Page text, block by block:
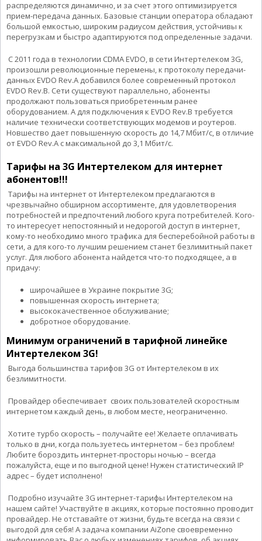
распределяются динамично, и за счет этого оптимизируется
прием-передача данных. Базовые станции оператора обладают
большой емкостью, широким радиусом действия, устойчивы к
перегрузкам и быстро адаптируются под определенные задачи.
С 2011 года в технологии СDMA EVDO, в сети Интертелеком 3G,
произошли революционные перемены, к протоколу передачи-
данных EVDO Rev.A добавился более современный протокол
EVDO Rev.B. Сети существуют параллельно, абоненты
продолжают пользоваться приобретенным ранее
оборудованием. А для подключения к EVDO Rev.B требуется
наличие технически соответствующих модемов и роутеров.
Новшество дает повышенную скорость до 14,7 Мбит/с, в отличие
от EVDO Rev.A с максимальной до 3,1 Мбит/с.
Тарифы на 3G Интертелеком для интернет
абонентов!!!
Тарифы на интернет от Интертелеком предлагаются в
чрезвычайно обширном ассортименте, для удовлетворения
потребностей и предпочтений любого круга потребителей. Кого-
то интересует непостоянный и недорогой доступ в интернет,
кому-то необходимо много трафика для бесперебойной работы в
сети, а для кого-то лучшим решением станет безлимитный пакет
услуг. Для любого абонента найдется что-то подходящее, а в
придачу:
широчайшее в Украине покрытие 3G;
повышенная скорость интернета;
высококачественное обслуживание;
добротное оборудование.
Минимум ограничений в тарифной линейке
Интертелеком 3G!
Выгода большинства тарифов 3G от Интертелеком в их
безлимитности.
Провайдер обеспечивает своих пользователей скоростным
интернетом каждый день, в любом месте, неограниченно.
Хотите турбо скорость – получайте ее! Желаете оплачивать
только в дни, когда пользуетесь интернетом – без проблем!
Любите бороздить интернет-просторы ночью – всегда
пожалуйста, еще и по выгодной цене! Нужен статистический IP
адрес – будет исполнено!
Подробно изучайте 3G интернет-тарифы Интертелеком на
нашем сайте! Участвуйте в акциях, которые постоянно проводит
провайдер. Не отставайте от жизни, будьте всегда на связи с
выгодой для себя! А задача компании AiZone своевременно